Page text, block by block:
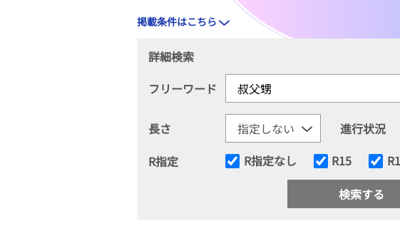
掲載条件はこちら
詳細検索
フリーワード
長さ
進行状況
R指定
R指定なし R15